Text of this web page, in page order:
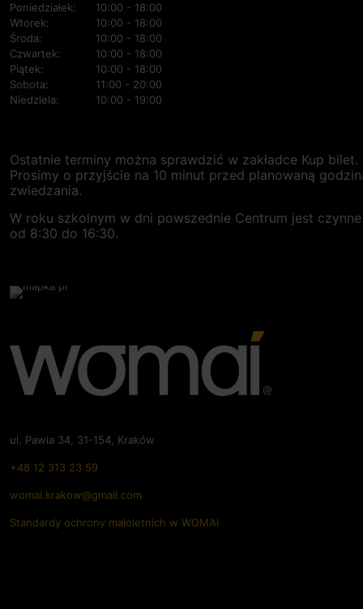
Poniedziałek:
Wtorek:
Środa:
Czwartek:
Piątek:
Sobota:
Niedziela:
10:00 - 18:00
10:00 - 18:00
10:00 - 18:00
10:00 - 18:00
10:00 - 18:00
11:00 - 20:00
10:00 - 19:00
Ostatnie terminy można sprawdzić w zakładce Kup bilet.
Prosimy o przyjście na 10 minut przed planowaną
zwiedzania.
W roku szkolnym w dni powszednie Centrum jest czynne
od 8:30 do 16:30.
ul. Pawia 34, 31-154, Kraków
+48 12 313 23 59
womai.krakow@gmail.com
Standardy ochrony małoletnich w WOMAI